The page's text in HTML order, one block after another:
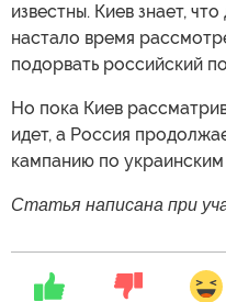
известны. Киев знает,
настало время
подорвать российский
Но пока Киев
идет, а Россия
кампанию по
Статья написана при